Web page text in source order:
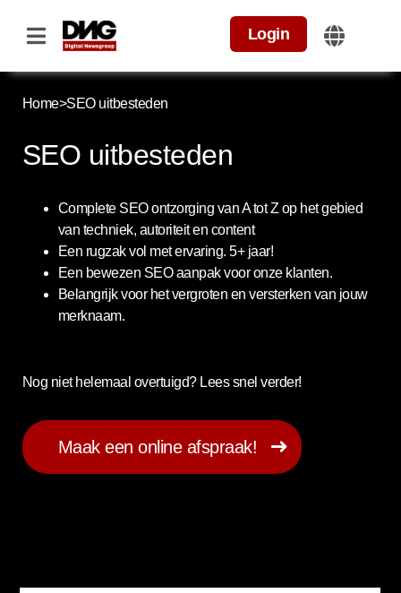
Login
Home>SEO uitbesteden
SEO uitbesteden
Complete SEO ontzorging van A tot Z op het gebied
van techniek, autoriteit en content
Een rugzak vol met ervaring. 5+ jaar!
Een bewezen SEO aanpak voor onze klanten.
Belangrijk voor het vergroten en versterken van jouw
merknaam.
Nog niet helemaal overtuigd? Lees snel verder!
Maak een online afspraak!